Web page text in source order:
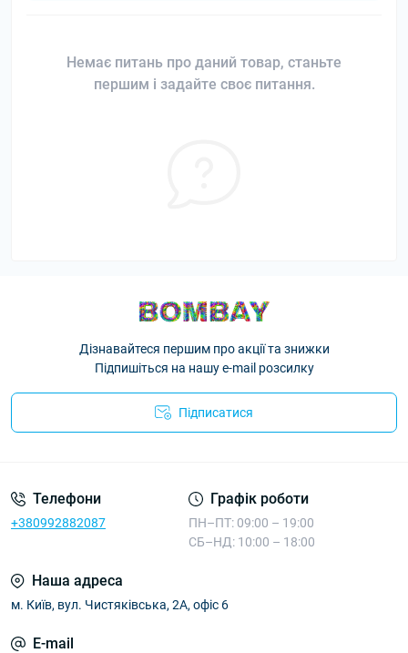
Немає питань про даний товар, станьте
першим і задайте своє питання.
Дізнавайтеся першим про акції та знижки
Підпишіться на нашу e-mail розсилку
Підписатися
Телефони
+380992882087
Графік роботи
ПН–ПТ: 09:00 – 19:00
СБ–НД: 10:00 – 18:00
Наша адреса
м. Київ, вул. Чистяківська, 2А, офіс 6
E-mail